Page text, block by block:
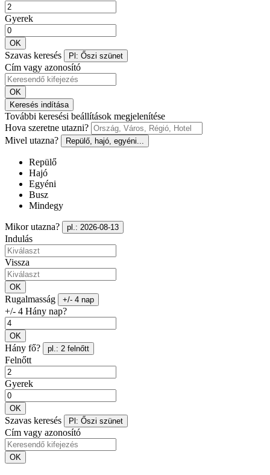
Gyerek
OK
Szavas keresés Pl: Őszi szünet
Cím vagy azonosító
OK
Keresés indítása
További keresési beállítások megjelenítése
Hova szeretne utazni?
Mivel utazna?
Repülő, hajó, egyéni...
Repülő
Hajó
Egyéni
Busz
Mindegy
Mikor utazna? pl.: 2026-08-13
Indulás
Vissza
OK
Rugalmasság +/- 4 nap
+/- 4 Hány nap?
OK
Hány fő? pl.: 2 felnőtt
Felnőtt
Gyerek
OK
Szavas keresés Pl: Őszi szünet
Cím vagy azonosító
OK